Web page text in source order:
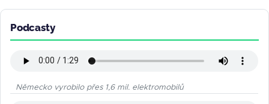
Podcasty
Německo vyrobilo přes 1,6 mil. elektromobilů